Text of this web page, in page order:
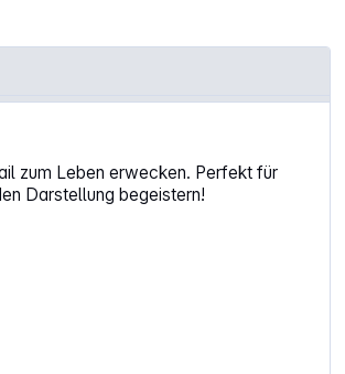
zum Leben erwecken. Perfekt für
Darstellung begeistern!